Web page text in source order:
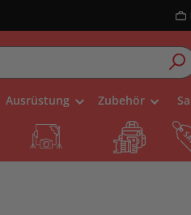
Ausrüstung Zubehör